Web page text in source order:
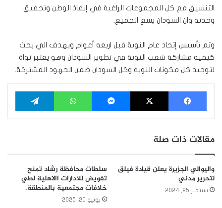
التنسيق مع كل المجموعات الراغبة في إنقاذ الوطن وتحقيق
وحدته وان السودان يسع الجميع.
وتم تأسيس إتحاد عام النوبة قبل اربعه أعوام ويهدف الي بحث
كيفية مشاركة شعب النوبة في تطوير السودان وهو يعتبر نواة
لتوحيد كل مكونات النوبة وكل السودان ضمن الجهود المشتركة.
فيسبوك ‫X ماسنجر واتساب
مقالات ذات صلة
واليوالي الجزيرة يعلن قيادة فيلق
لتحرير مدني
سبتمبر 25, 2024
سلطات محافظة رشاد تمنح
تفويض للادارات االاهلية لطي
خلافات مجتمعية بالمنطقة.
يونيو 20, 2025